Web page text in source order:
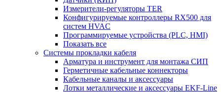
Измерители-регуляторы TER
Конфигурируемые контроллеры RX500 для
систем HVAC
Программируемые устройства (PLC, HMI)
Показать все
Системы прокладки кабеля
Арматура и инструмент для монтажа СИП
Герметичные кабельные коннекторы
Кабельные каналы и аксессуары
Лотки металлические и аксессуары EKF-Line